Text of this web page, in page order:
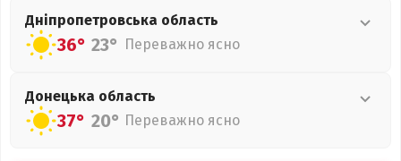
Дніпропетровська область
36° 23° Переважно ясно
Донецька область
37° 20° Переважно ясно